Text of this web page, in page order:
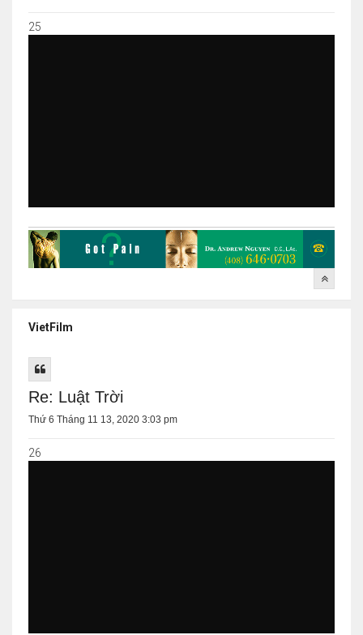
25
VietFilm
Re: Luật Trời
Thứ 6 Tháng 11 13, 2020 3:03 pm
26